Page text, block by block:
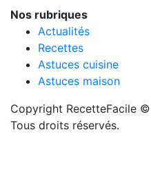
Nos rubriques
Actualités
Recettes
Astuces cuisine
Astuces maison
Copyright RecetteFacile
Tous droits réservés.